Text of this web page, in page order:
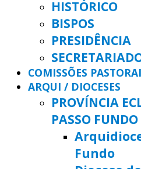
HISTÓRICO
BISPOS
PRESIDÊNCIA
COMISSÕES
ARQUI / DIOCESES
PROVÍNCIA
PASSO FUNDO
Fundo